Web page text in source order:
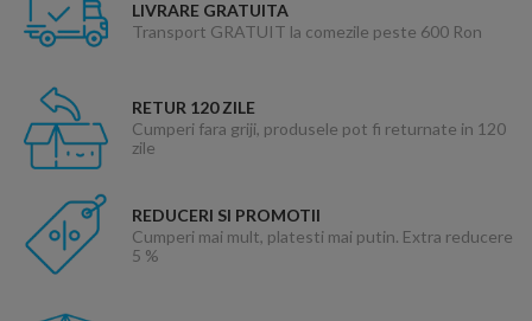
LIVRARE GRATUITA
Transport GRATUIT la comezile peste 600 Ron
RETUR 120 ZILE
Cumperi fara griji, produsele pot fi returnate in 120
zile
REDUCERI SI PROMOTII
Cumperi mai mult, platesti mai putin. Extra reducere
5 %